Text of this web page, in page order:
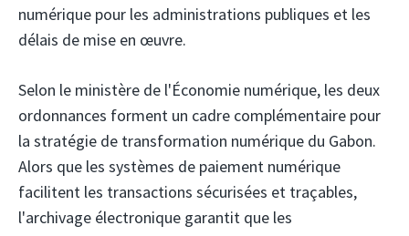
numérique pour les administrations publiques et les
délais de mise en œuvre.
Selon le ministère de l'Économie numérique, les deux
ordonnances forment un cadre complémentaire pour
la stratégie de transformation numérique du Gabon.
Alors que les systèmes de paiement numérique
facilitent les transactions sécurisées et traçables,
l'archivage électronique garantit que les